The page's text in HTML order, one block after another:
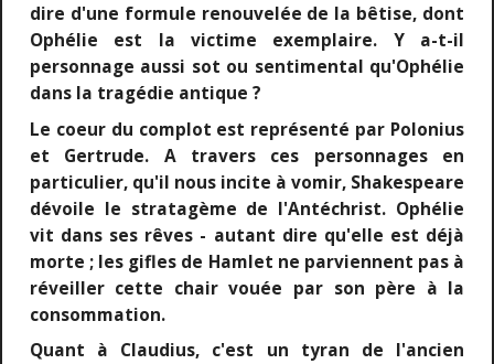
dire d'une formule renouvelée de la bêtise, dont
Ophélie est la victime exemplaire. Y a-t-il
personnage aussi sot ou sentimental qu'Ophélie
dans la tragédie antique ?
Le coeur du complot est représenté par Polonius
et Gertrude. A travers ces personnages en
particulier, qu'il nous incite à vomir, Shakespeare
dévoile le stratagème de l'Antéchrist. Ophélie
vit dans ses rêves - autant dire qu'elle est déjà
morte ; les gifles de Hamlet ne parviennent pas à
réveiller cette chair vouée par son père à la
consommation.
Quant à Claudius, c'est un tyran de l'ancien